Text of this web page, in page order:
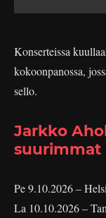
Konserteissa
kokoonpanossa,
sello.
Jarkko
suurimmat
Pe 9.10.2026 –
La 10.10.2026 –